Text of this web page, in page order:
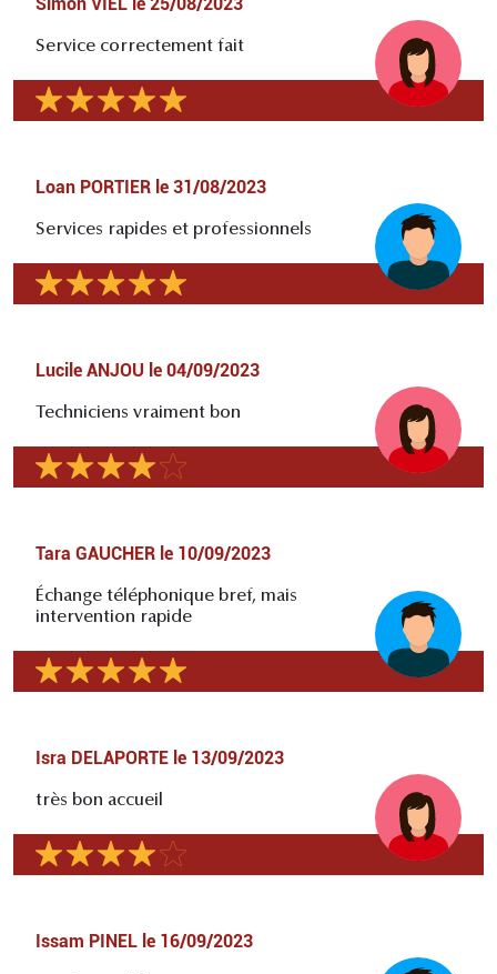
Service correctement fait
Loan PORTIER le 31/08/2023
Services rapides et professionnels
Lucile ANJOU le 04/09/2023
Techniciens vraiment bon
Tara GAUCHER le 10/09/2023
Échange téléphonique bref, mais
intervention rapide
Isra DELAPORTE le 13/09/2023
très bon accueil
Issam PINEL le 16/09/2023